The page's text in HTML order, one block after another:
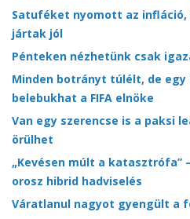
Satuféket nyomott az
jártak jól
Pénteken nézhetünk csak
Minden botrányt túlélt, de
belebukhat a FIFA elnöke
Van egy szerencse is a paksi
örülhet
„Kevésen múlt a
orosz hibrid hadviselés
Váratlanul nagyot gyengült a